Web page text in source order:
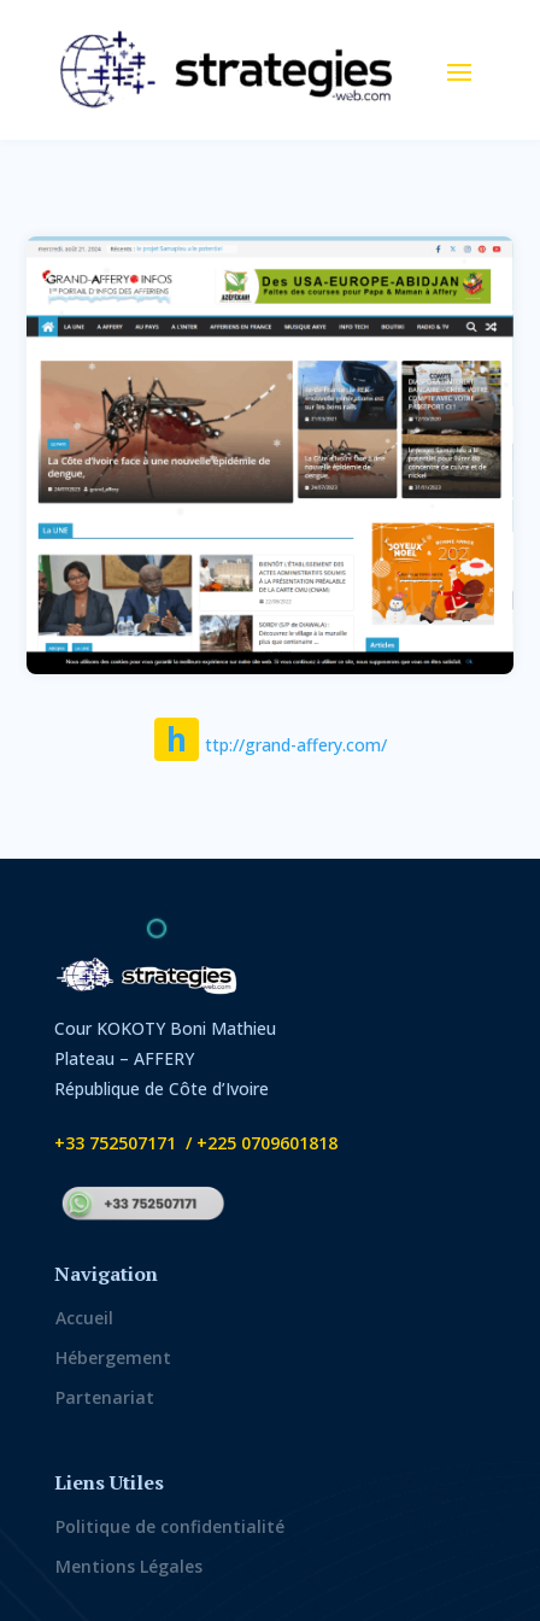
h ttp://grand-affery.com/
Cour KOKOTY Boni Mathieu
Plateau – AFFERY
République de Côte d’Ivoire
+33 752507171 / +225 0709601818
Navigation
Accueil
Hébergement
Partenariat
Liens Utiles
Politique de confidentialité
Mentions Légales